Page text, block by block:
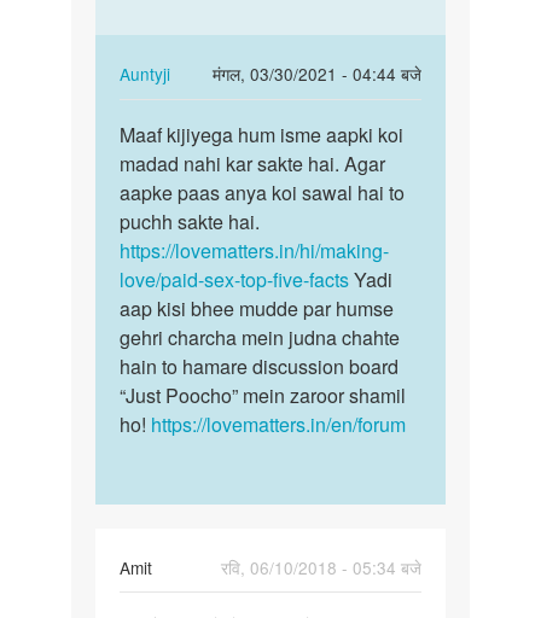
ki
sahi
age
samar
kamana
Auntyji
मंगल, 03/30/2021 - 04:44 बजे
In
reply
to
Sex
karkai
paisa
kamana
by
Rekha
drvi
Maaf
kijiyega
hum
isme
aapki…
Maaf kijiyega hum isme aapki koi
madad nahi kar sakte hai. Agar
aapke paas anya koi sawal hai to
puchh sakte hai.
https://lovematters.in/hi/making-
love/paid-sex-top-five-factsYadi
aap kisi bhee mudde par humse
gehri charcha mein judna chahte
hain to hamare discussion board
“Just Poocho” mein zaroor shamil
ho! https://lovematters.in/en/forum
Amit
रवि, 06/10/2018 - 05:34 बजे